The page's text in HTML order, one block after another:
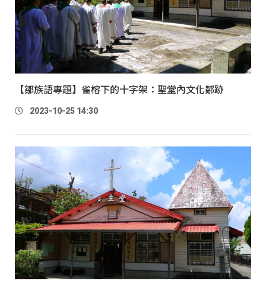
【鄒族語專題】雀榕下的十字架：聖堂內文化鄒跡
2023-10-25 14:30